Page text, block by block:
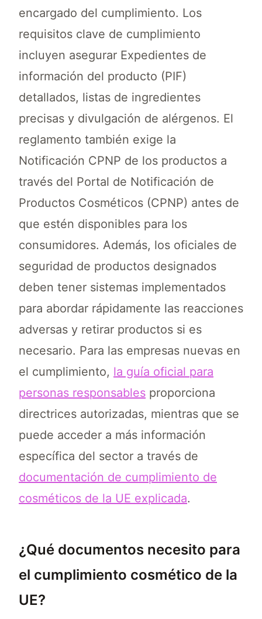
encargado del cumplimiento. Los
requisitos clave de cumplimiento
incluyen asegurar Expedientes de
información del producto (PIF)
detallados, listas de ingredientes
precisas y divulgación de alérgenos. El
reglamento también exige la
Notificación CPNP de los productos a
través del Portal de Notificación de
Productos Cosméticos (CPNP) antes de
que estén disponibles para los
consumidores. Además, los oficiales de
seguridad de productos designados
deben tener sistemas implementados
para abordar rápidamente las reacciones
adversas y retirar productos si es
necesario. Para las empresas nuevas en
el cumplimiento, la guía oficial para
personas responsables proporciona
directrices autorizadas, mientras que se
puede acceder a más información
específica del sector a través de
documentación de cumplimiento de
cosméticos de la UE explicada.
¿Qué documentos necesito para
el cumplimiento cosmético de la
UE?